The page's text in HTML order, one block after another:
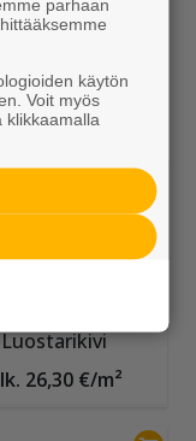
25,80 €/m²
Luostarikivi
26,30 €/m²
käytön
Voit myös
klikkaamalla